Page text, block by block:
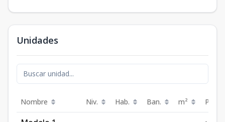
Unidades
Nombre Niv. Hab. Ban. m² Precio